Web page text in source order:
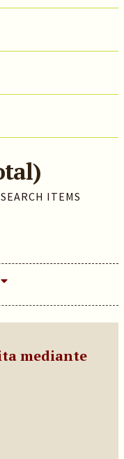
SEARCH ITEMS
mediante